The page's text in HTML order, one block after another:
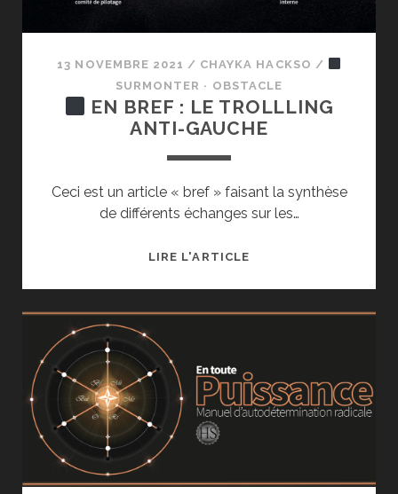
13 NOVEMBRE 2021 / CHAYKA HACKSO /
SURMONTER · OBSTACLE
EN BREF : LE TROLLLING
ANTI-GAUCHE
Ceci est un article « bref » faisant la synthèse
de différents échanges sur les…
LIRE L'ARTICLE
:
ANTI-
GAUCHE